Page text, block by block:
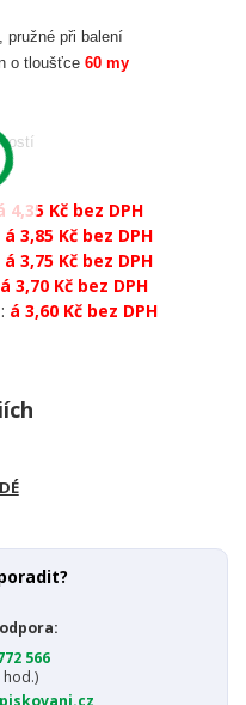
pružné při balení
o tloušťce 60 my
4,35 Kč bez DPH
á 3,85 Kč bez DPH
á 3,75 Kč bez DPH
á 3,70 Kč bez DPH
á 3,60 Kč bez DPH
566
hod.)